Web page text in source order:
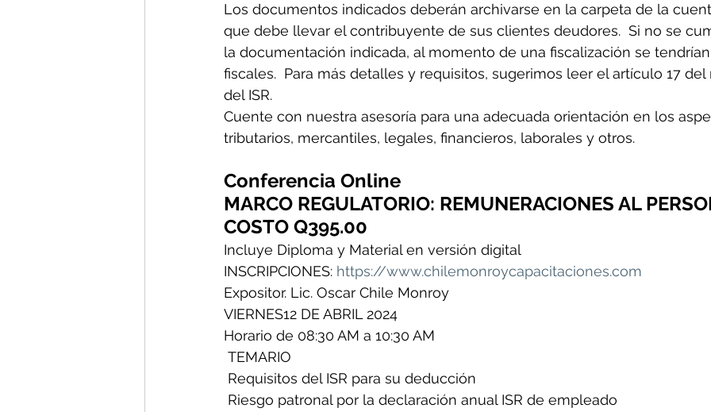
Los documentos indicados deberán archivarse en la carpeta de la
que debe llevar el contribuyente de sus clientes deudores.  Si no se
la documentación indicada, al momento de una fiscalización se
fiscales.  Para más detalles y requisitos, sugerimos leer el artículo 17
del ISR.
Cuente con nuestra asesoría para una adecuada orientación en los
tributarios, mercantiles, legales, financieros, laborales y otros.
Conferencia Online
MARCO REGULATORIO: REMUNERACIONES AL
COSTO Q395.00
Incluye Diploma y Material en versión digital
INSCRIPCIONES: https://www.chilemonroycapacitaciones.com
Expositor. Lic. Oscar Chile Monroy
VIERNES12 DE ABRIL 2024
Horario de 08:30 AM a 10:30 AM
TEMARIO
Requisitos del ISR para su deducción
Riesgo patronal por la declaración anual ISR de empleado